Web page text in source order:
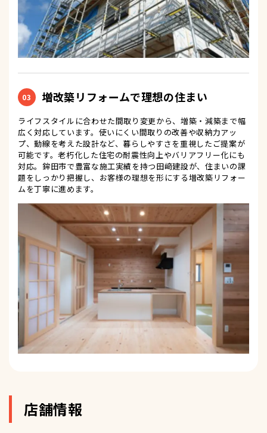
03 増改築リフォームで理想の住まい
ライフスタイルに合わせた間取り変更から、増築・減築まで幅
広く対応しています。使いにくい間取りの改善や収納力アッ
プ、動線を考えた設計など、暮らしやすさを重視したご提案が
可能です。老朽化した住宅の耐震性向上やバリアフリー化にも
対応。鉾田市で豊富な施工実績を持つ田﨑建設が、住まいの課
題をしっかり把握し、お客様の理想を形にする増改築リフォー
ムを丁寧に進めます。
店舗情報